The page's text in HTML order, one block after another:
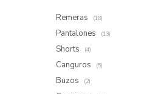
Remeras (18)
Pantalones (13)
Shorts (4)
Canguros (5)
Buzos (2)